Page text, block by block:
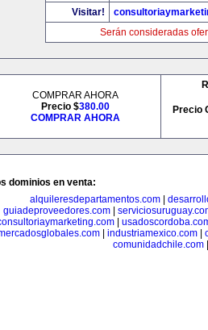
Visitar!
Serán consideradas
COMPRAR AHORA
Precio $380.00
COMPRAR AHORA
Precio
dominios en venta:
alquileresdepartamentos.com
guiadeproveedores.com|
| industriamexico.com|
comunidadchile.com|